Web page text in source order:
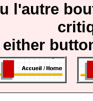
l'autre